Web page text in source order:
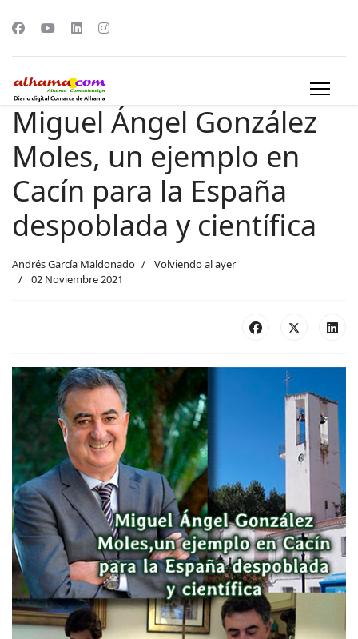
Miguel Ángel González
Moles, un ejemplo en
Cacín para la España
despoblada y científica
Andrés García Maldonado
Volviendo al ayer
02 Noviembre 2021